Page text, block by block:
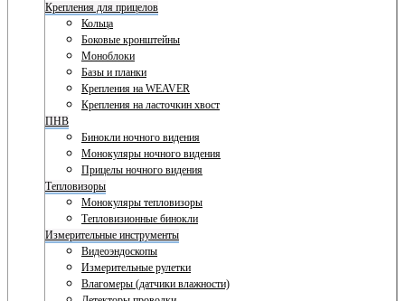
Крепления для прицелов
Кольца
Боковые кронштейны
Моноблоки
Базы и планки
Крепления на WEAVER
Крепления на ласточкин хвост
ПНВ
Бинокли ночного видения
Монокуляры ночного видения
Прицелы ночного видения
Тепловизоры
Монокуляры тепловизоры
Тепловизионные бинокли
Измерительные инструменты
Видеоэндоскопы
Измерительные рулетки
Влагомеры (датчики влажности)